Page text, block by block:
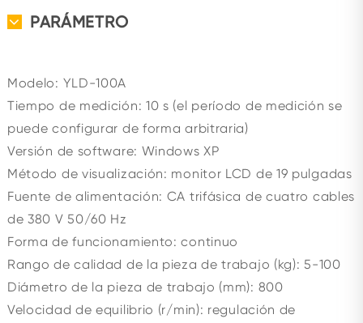
PARÁMETRO
Modelo: YLD-100A
Tiempo de medición: 10 s (el período de medición se
puede configurar de forma arbitraria)
Versión de software: Windows XP
Método de visualización: monitor LCD de 19 pulgadas
Fuente de alimentación: CA trifásica de cuatro cables
de 380 V 50/60 Hz
Forma de funcionamiento: continuo
Rango de calidad de la pieza de trabajo (kg): 5-100
Diámetro de la pieza de trabajo (mm): 800
Velocidad de equilibrio (r/min): regulación de